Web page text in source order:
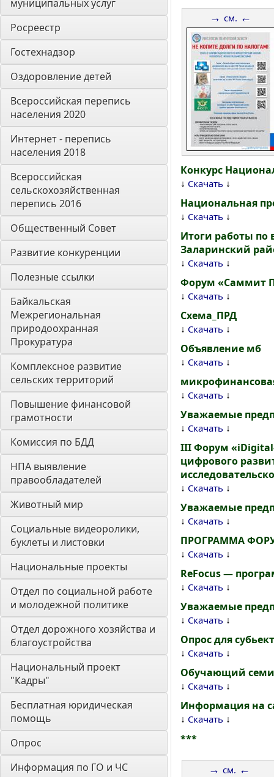
муниципальных услуг
Росреестр
Гостехнадзор
Оздоровление детей
Всероссийская перепись
населения 2020
Интернет - перепись
населения 2018
Всероссийская
сельскохозяйственная
перепись 2016
Общественный Совет
Развитие конкуренции
Полезные ссылки
Байкальская
Межрегиональная
природоохранная
Прокуратура
Комплексное развитие
сельских территорий
Повышение финансовой
грамотности
Комиссия по БДД
НПА выявление
правообладателей
Животный мир
Социальные видеоролики,
буклеты и листовки
Национальные проекты
Отдел по социальной работе
и молодежной политике
Отдел дорожного хозяйства и
благоустройства
Национальный проект
"Кадры"
Бесплатная юридическая
помощь
Опрос
Информация по ГО и ЧС
→ см. ←
Конкурс
↓ Скачать ↓
Национальная
↓ Скачать ↓
Итоги работы по
Заларинский
↓ Скачать ↓
Форум «Саммит
↓ Скачать ↓
Схема_ПРД
↓ Скачать ↓
Объявление мб
↓ Скачать ↓
↓ Скачать ↓
Уважаемые
↓ Скачать ↓
III Форум «iDigital-
цифрового
↓ Скачать ↓
Уважаемые
↓ Скачать ↓
ПРОГРАММА
↓ Скачать ↓
ReFocus —
↓ Скачать ↓
Уважаемые
↓ Скачать ↓
Опрос для
↓ Скачать ↓
Обучающий
↓ Скачать ↓
Информация на
↓ Скачать ↓
***
→ см. ←